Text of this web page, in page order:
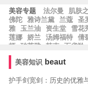
美容专题 法尔曼 肌肤
佛陀
雅诗兰黛 兰蔻 圣
雅
玉兰油 资生堂 雪花
莲娜
娇兰 汤姆福特 倩
顿
珀莱雅 韩束 百雀羚
码
萄
无人区玫瑰 观夏
美容知识 beaut
护手剑宽剑：历史的优雅